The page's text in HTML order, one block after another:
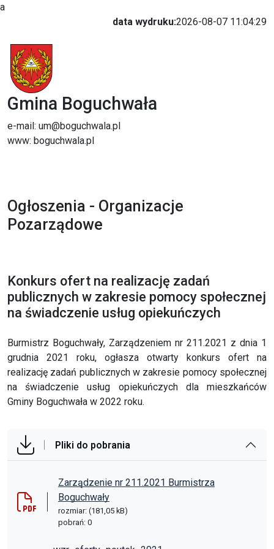
a
data wydruku:2026-08-07 11:04:29
Gmina Boguchwała
e-mail: um@boguchwala.pl
www: boguchwala.pl
Ogłoszenia - Organizacje
Pozarządowe
Konkurs ofert na realizację zadań
publicznych w zakresie pomocy społecznej
na świadczenie usług opiekuńczych
Burmistrz Boguchwały, Zarządzeniem nr 211.2021 z dnia 1
grudnia 2021 roku, ogłasza otwarty konkurs ofert na
realizację zadań publicznych w zakresie pomocy społecznej
na świadczenie usług opiekuńczych dla mieszkańców
Gminy Boguchwała w 2022 roku.
Pliki do pobrania
Zarządzenie nr 211.2021 Burmistrza
Boguchwały
rozmiar: (181,05 kB)
pobrań: 0